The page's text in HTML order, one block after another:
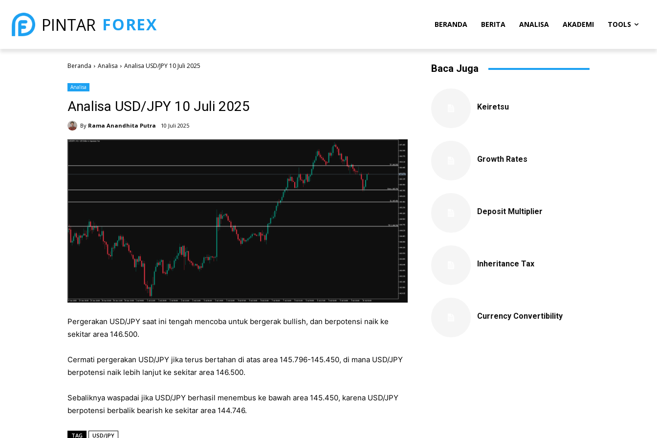
PINTAR FOREX BERANDA BERITA ANALISA AKADEMI TOOLS
Beranda Analisa Analisa USD/JPY 10 Juli 2025
Analisa
Analisa USD/JPY 10 Juli 2025
By Rama Anandhita Putra 10 Juli 2025
Pergerakan USD/JPY saat ini tengah mencoba untuk bergerak bullish, dan berpotensi naik ke
sekitar area 146.500.
Cermati pergerakan USD/JPY jika terus bertahan di atas area 145.796-145.450, di mana USD/JPY
berpotensi naik lebih lanjut ke sekitar area 146.500.
Sebaliknya waspadai jika USD/JPY berhasil menembus ke bawah area 145.450, karena USD/JPY
berpotensi berbalik bearish ke sekitar area 144.746.
TAG USD/JPY
Baca Juga
Keiretsu
Growth Rates
Deposit Multiplier
Inheritance Tax
Currency Convertibility